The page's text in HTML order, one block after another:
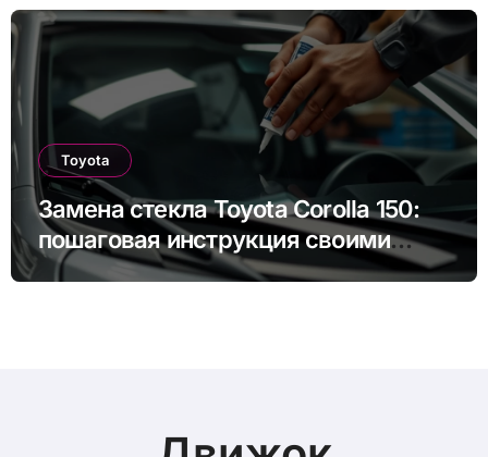
Toyota
Замена стекла Toyota Corolla 150:
пошаговая инструкция своими
руками